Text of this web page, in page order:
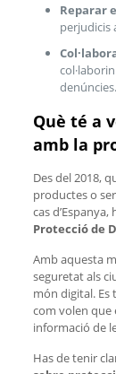
Reparar
perjudicis
denúncies.
Què té a
amb la
Des del 2018,
productes o
cas
Protecció de
Amb aquesta
seguretat als
món digital. Es
com volen que
informació de
Has de tenir